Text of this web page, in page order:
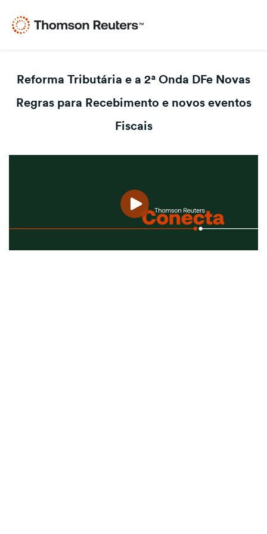
Reforma Tributária e a 2ª Onda DFe Novas
Regras para Recebimento e novos eventos
Fiscais